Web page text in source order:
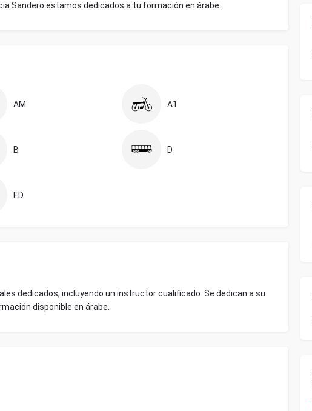
Sandero estamos dedicados a tu formación en árabe.
AM A1
B D
ED
dedicados, incluyendo un instructor cualificado. Se dedican a su
disponible en árabe.